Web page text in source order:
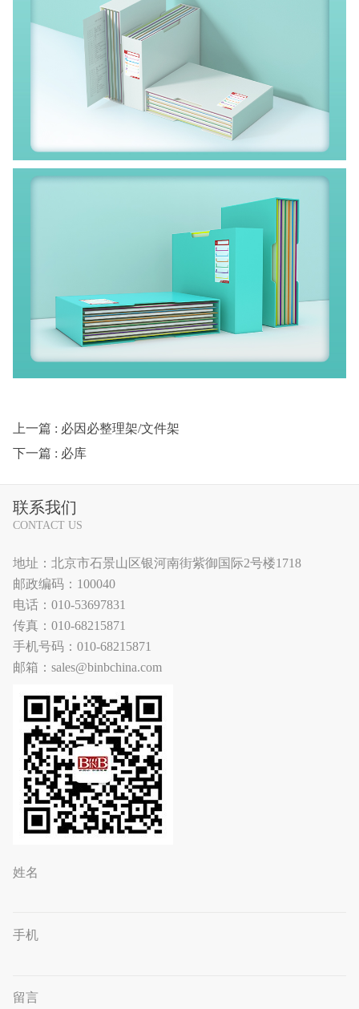
上一篇 : 必因必整理架/文件架
下一篇 : 必库
联系我们
CONTACT US
地址：北京市石景山区银河南街紫御国际2号楼1718
邮政编码：100040
电话：010-53697831
传真：010-68215871
手机号码：010-68215871
邮箱：sales@binbchina.com
姓名
手机
留言